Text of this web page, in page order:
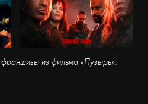
из фильма «Пузырь».